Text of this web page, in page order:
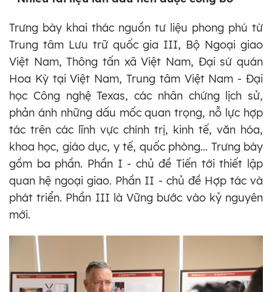
Trưng bày khai thác nguồn tư liệu phong phú từ
Trung tâm Lưu trữ quốc gia III, Bộ Ngoại giao
Việt Nam, Thông tấn xã Việt Nam, Đại sứ quán
Hoa Kỳ tại Việt Nam, Trung tâm Việt Nam - Đại
học Công nghệ Texas, các nhân chứng lịch sử,
phản ánh những dấu mốc quan trọng, nỗ lực hợp
tác trên các lĩnh vực chính trị, kinh tế, văn hóa,
khoa học, giáo dục, y tế, quốc phòng... Trưng bày
gồm ba phần. Phần I - chủ đề Tiến tới thiết lập
quan hệ ngoại giao. Phần II - chủ đề Hợp tác và
phát triển. Phần III là Vững bước vào kỷ nguyên
mới.